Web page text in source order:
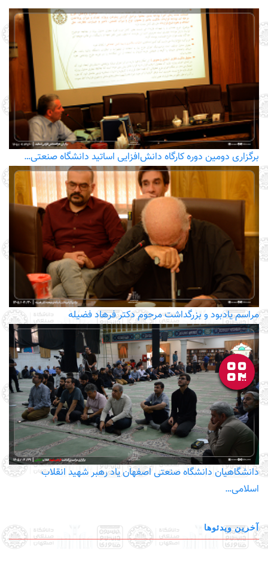
برگزاری دومین دوره کارگاه دانش‌افزایی اساتید دانشگاه صنعتی…
مراسم یادبود و بزرگداشت مرحوم دکتر فرهاد فضیله
دانشگاهیان دانشگاه صنعتی اصفهان یاد رهبر شهید انقلاب
اسلامی…
آخرین ویدئوها